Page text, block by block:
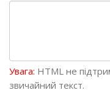
Увага: HTML не
звичайний текст.